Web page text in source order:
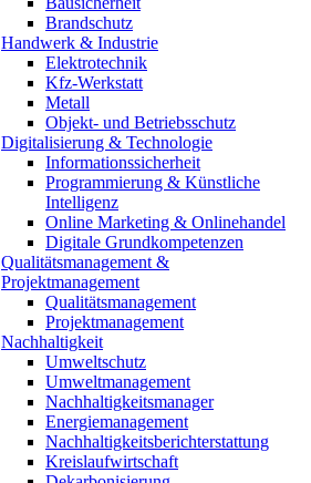
Brandschutz
Handwerk & Industrie
Elektrotechnik
Kfz-Werkstatt
Metall
Objekt- und Betriebsschutz
Digitalisierung & Technologie
Informationssicherheit
Programmierung & Künstliche
Intelligenz
Online Marketing & Onlinehandel
Digitale Grundkompetenzen
Qualitätsmanagement &
Projektmanagement
Qualitätsmanagement
Projektmanagement
Nachhaltigkeit
Umweltschutz
Umweltmanagement
Nachhaltigkeitsmanager
Energiemanagement
Nachhaltigkeitsberichterstattung
Kreislaufwirtschaft